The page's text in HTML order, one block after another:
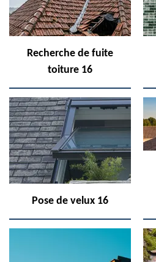
Recherche de fuite
toiture 16
Pose de velux 16